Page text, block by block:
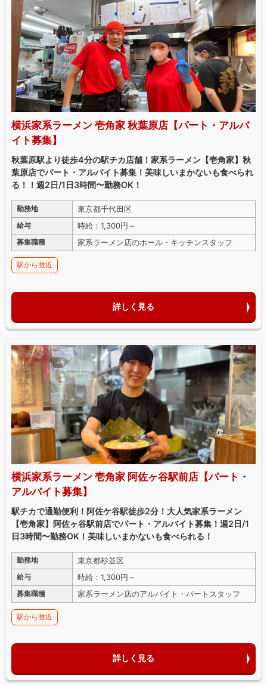
横浜家系ラーメン 壱角家 秋葉原店【パート・アルバ
イト募集】
秋葉原駅より徒歩4分の駅チカ店舗！家系ラーメン【壱角家】秋
葉原店でパート・アルバイト募集！美味しいまかないも食べられ
る！！週2日/1日3時間〜勤務OK！
勤務地 東京都千代田区
給与 時給：1,300円～
募集職種 家系ラーメン店のホール・キッチンスタッフ
駅から激近
詳しく見る
横浜家系ラーメン 壱角家 阿佐ヶ谷駅前店【パート・
アルバイト募集】
駅チカで通勤便利！阿佐ケ谷駅徒歩2分！大人気家系ラーメン
【壱角家】阿佐ヶ谷駅前店でパート・アルバイト募集！週2日/1
日3時間〜勤務OK！美味しいまかないも食べられる！
勤務地 東京都杉並区
給与 時給：1,300円～
募集職種 家系ラーメン店のアルバイト・パートスタッフ
駅から激近
詳しく見る